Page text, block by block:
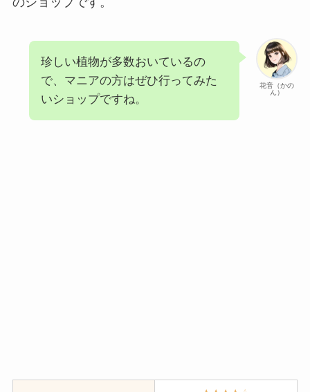
花音（かの
ん）
珍しい植物が多数おいているの
で、マニアの方はぜひ行ってみた
いショップですね。